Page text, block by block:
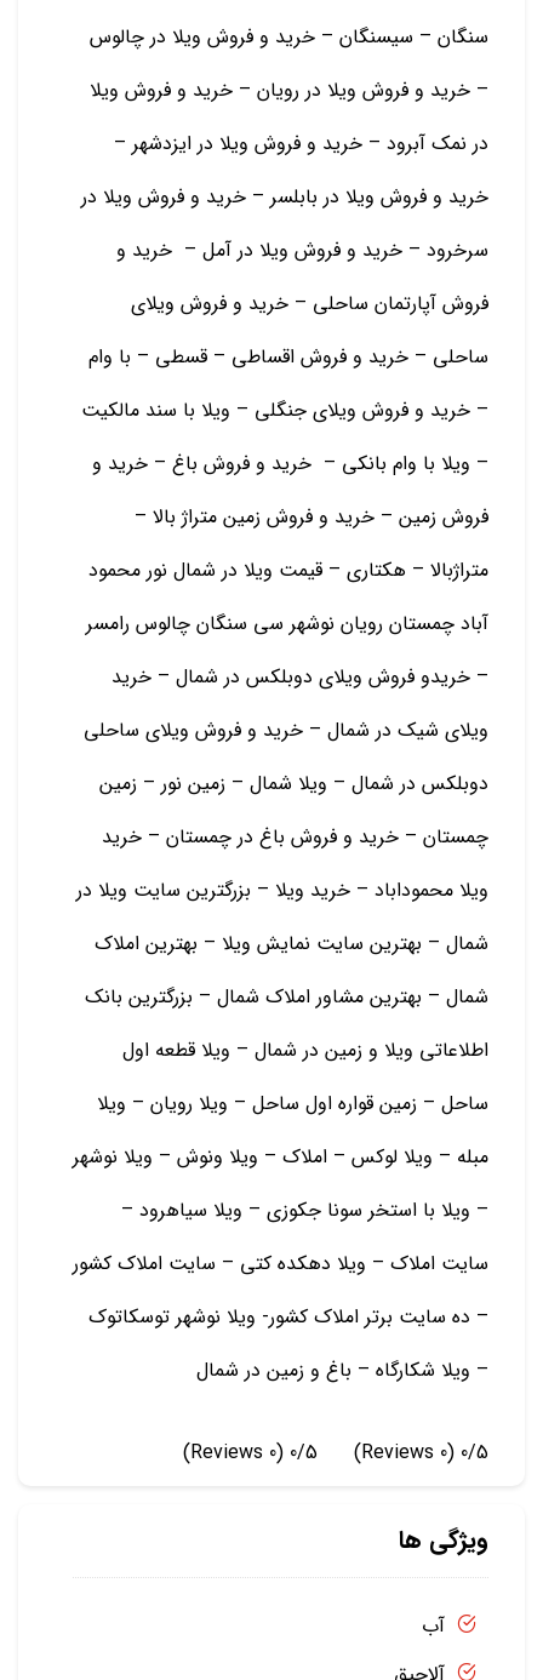
سنگان – سیسنگان – خرید و فروش ویلا در چالوس
– خرید و فروش ویلا در رویان – خرید و فروش ویلا
در نمک آبرود – خرید و فروش ویلا در ایزدشهر –
خرید و فروش ویلا در بابلسر – خرید و فروش ویلا در
سرخرود – خرید و فروش ویلا در آمل – خرید و
فروش آپارتمان ساحلی – خرید و فروش ویلای
ساحلی – خرید و فروش اقساطی – قسطی – با وام
– خرید و فروش ویلای جنگلی – ویلا با سند مالکیت
– ویلا با وام بانکی – خرید و فروش باغ – خرید و
فروش زمین – خرید و فروش زمین متراژ بالا –
متراژبالا – هکتاری – قیمت ویلا در شمال نور محمود
آباد چمستان رویان نوشهر سی سنگان چالوس رامسر
– خریدو فروش ویلای دوبلکس در شمال – خرید
ویلای شیک در شمال – خرید و فروش ویلای ساحلی
دوبلکس در شمال – ویلا شمال – زمین نور – زمین
چمستان – خرید و فروش باغ در چمستان – خرید
ویلا محموداباد – خرید ویلا – بزرگترین سایت ویلا در
شمال – بهترین سایت نمایش ویلا – بهترین املاک
شمال – بهترین مشاور املاک شمال – بزرگترین بانک
اطلاعاتی ویلا و زمین در شمال – ویلا قطعه اول
ساحل – زمین قواره اول ساحل – ویلا رویان – ویلا
مبله – ویلا لوکس – املاک – ویلا ونوش – ویلا نوشهر
– ویلا با استخر سونا جکوزی – ویلا سیاهرود –
سایت املاک – ویلا دهکده کتی – سایت املاک کشور
– ده سایت برتر املاک کشور- ویلا نوشهر توسکاتوک
– ویلا شکارگاه – باغ و زمين در شمال
0/5
(0 Reviews)
0/5
(0 Reviews)
ویژگی ها
آب